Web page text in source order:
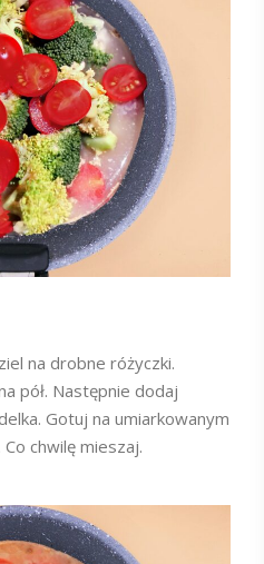
na drobne różyczki.
pół. Następnie dodaj
Gotuj na umiarkowanym
chwilę mieszaj.